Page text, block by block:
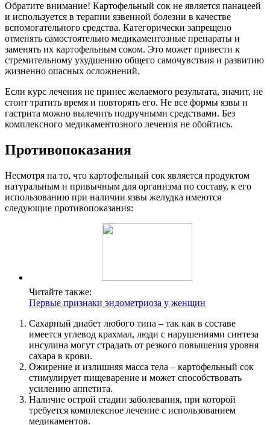
Обратите внимание! Картофельный сок не является панацеей
и используется в терапии язвенной болезни в качестве
вспомогательного средства. Категорически запрещено
отменять самостоятельно медикаментозные препараты и
заменять их картофельным соком. Это может привести к
стремительному ухудшению общего самочувствия и развитию
жизненно опасных осложнений.
Если курс лечения не принес желаемого результата, значит, не
стоит тратить время и повторять его. Не все формы язвы и
гастрита можно вылечить подручными средствами. Без
комплексного медикаментозного лечения не обойтись.
Противопоказания
Несмотря на то, что картофельный сок является продуктом
натуральным и привычным для организма по составу, к его
использованию при наличии язвы желудка имеются
следующие противопоказания:
Читайте также:
Первые признаки эндометриоза у женщин
Сахарный диабет любого типа – так как в составе
имеется углевод крахмал, люди с нарушениями синтеза
инсулина могут страдать от резкого повышения уровня
сахара в крови.
Ожирение и излишняя масса тела – картофельный сок
стимулирует пищеварение и может способствовать
усилению аппетита.
Наличие острой стадии заболевания, при которой
требуется комплексное лечение с использованием
медикаментов.